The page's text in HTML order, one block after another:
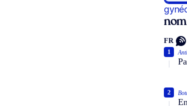
FR
1
2